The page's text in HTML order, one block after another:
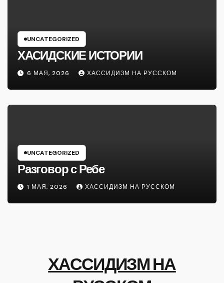
UNCATEGORIZED
ХАСИДСКИЕ ИСТОРИИ
6 МАЯ, 2026 ХАССИДИЗМ НА РУССКОМ
UNCATEGORIZED
Разговор с Ребе
1 МАЯ, 2026 ХАССИДИЗМ НА РУССКОМ
ХАССИДИЗМ НА